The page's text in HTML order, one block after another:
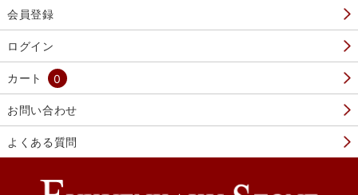
会員登録
ログイン
カート 0
お問い合わせ
よくある質問